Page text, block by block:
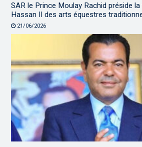
SAR le Prince Moulay Rachid préside
Hassan II des arts équestres
21/06/2026